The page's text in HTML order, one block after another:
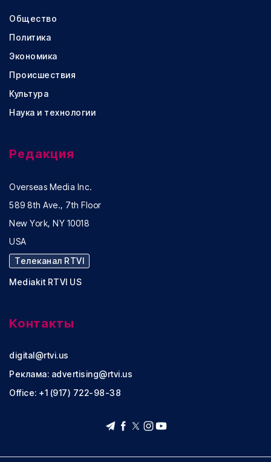
Общество
Политика
Экономика
Происшествия
Культура
Наука и технологии
Редакция
Overseas Media Inc.
589 8th Ave., 7th Floor
New York, NY 10018
USA
Телеканал RTVI
Mediakit RTVI US
Контакты
digital@rtvi.us
Реклама: advertising@rtvi.us
Office: +1 (917) 722-98-38